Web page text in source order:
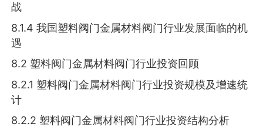
战
8.1.4 我国塑料阀门金属材料阀门行业发展面临的机
遇
8.2 塑料阀门金属材料阀门行业投资回顾
8.2.1 塑料阀门金属材料阀门行业投资规模及增速统
计
8.2.2 塑料阀门金属材料阀门行业投资结构分析